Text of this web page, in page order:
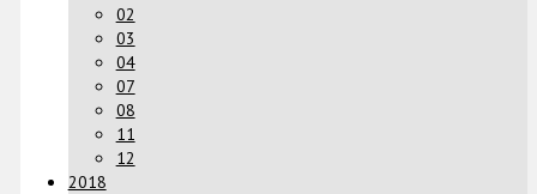
02
03
04
07
08
11
12
2018